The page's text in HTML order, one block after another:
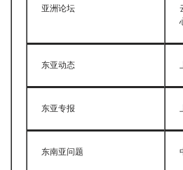
亚洲论坛
东亚动态
东亚专报
东南亚问题